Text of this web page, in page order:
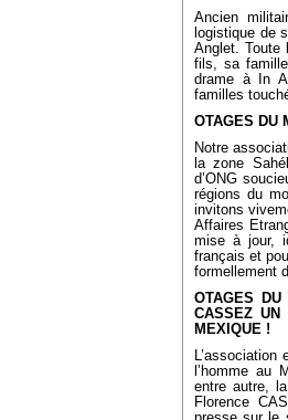
Ancien
logistique de
Anglet. Toute
fils, sa
drame à In
familles
OTAGES DU
Notre
la zone
d’ONG
régions du
invitons
Affaires
mise à jour,
français et
formellement
OTAGES
CASSEZ UN
MEXIQUE !
l’homme au
entre autre,
Florence